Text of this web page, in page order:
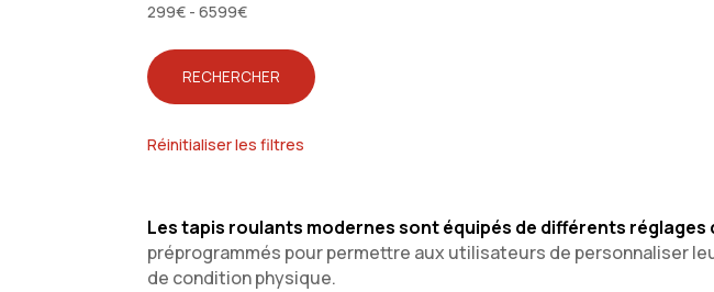
299€ -6599€
RECHERCHER
Réinitialiser les filtres
Les tapis roulants modernes sont équipés de différents réglages
préprogrammés pour permettre aux utilisateurs de personnaliser
de condition physique.